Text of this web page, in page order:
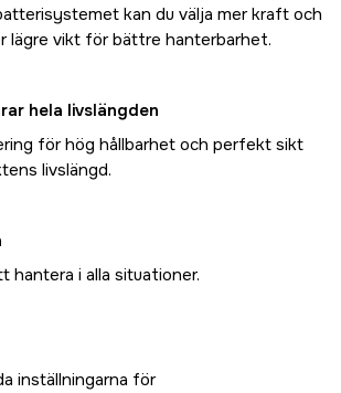
kan du välja mer kraft och
lägre vikt för bättre hanterbarhet.
hela livslängden
för hög hållbarhet och perfekt sikt
livslängd.
hantera i alla situationer.
inställningarna för